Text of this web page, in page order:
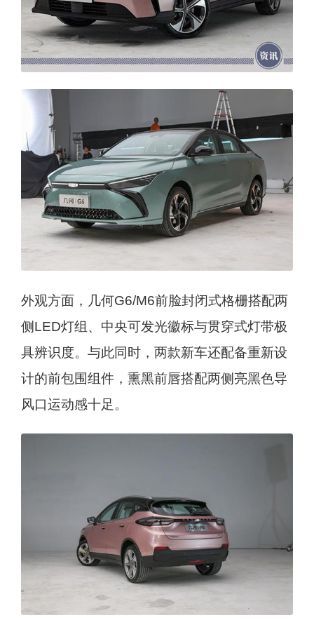
外观方面，几何G6/M6前脸封闭式格栅搭配两
侧LED灯组、中央可发光徽标与贯穿式灯带极
具辨识度。与此同时，两款新车还配备重新设
计的前包围组件，熏黑前唇搭配两侧亮黑色导
风口运动感十足。